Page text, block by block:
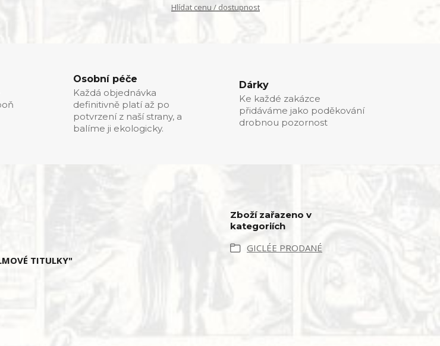
Hlídat cenu / dostupnost
Osobní péče
Každá objednávka
definitivně platí až po
potvrzení z naší strany, a
balíme ji ekologicky.
Dárky
Ke každé zakázce
přidáváme jako poděkování
drobnou pozornost
TITULKY"
Zboží zařazeno v
kategoriích
GICLÉE PRODANÉ